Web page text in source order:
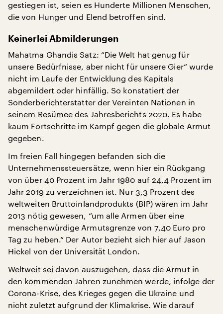
gestiegen ist, seien es Hunderte Millionen Menschen,
die von Hunger und Elend betroffen sind.
Keinerlei Abmilderungen
Mahatma Ghandis Satz: “Die Welt hat genug für
unsere Bedürfnisse, aber nicht für unsere Gier“ wurde
nicht im Laufe der Entwicklung des Kapitals
abgemildert oder hinfällig. So konstatiert der
Sonderberichterstatter der Vereinten Nationen in
seinem Resümee des Jahresberichts 2020. Es habe
kaum Fortschritte im Kampf gegen die globale Armut
gegeben.
Im freien Fall hingegen befanden sich die
Unternehmenssteuersätze, wenn hier ein Rückgang
von über 40 Prozent im Jahr 1980 auf 24,4 Prozent im
Jahr 2019 zu verzeichnen ist. Nur 3,3 Prozent des
weltweiten Bruttoinlandprodukts (BIP) wären im Jahr
2013 nötig gewesen, “um alle Armen über eine
menschenwürdige Armutsgrenze von 7,40 Euro pro
Tag zu heben.“ Der Autor bezieht sich hier auf Jason
Hickel von der Universität London.
Weltweit sei davon auszugehen, dass die Armut in
den kommenden Jahren zunehmen werde, infolge der
Corona-Krise, des Krieges gegen die Ukraine und
nicht zuletzt aufgrund der Klimakrise. Wie darauf